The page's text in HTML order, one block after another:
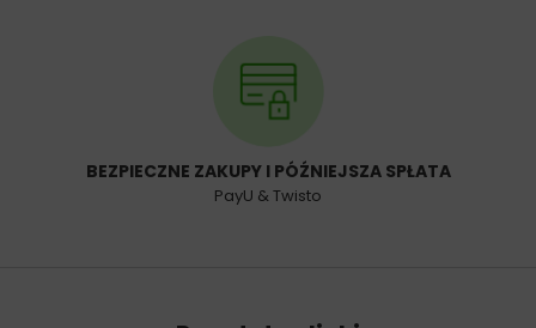
BEZPIECZNE ZAKUPY I PÓŹNIEJSZA SPŁATA
PayU & Twisto